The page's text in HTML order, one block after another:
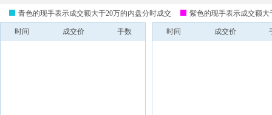
青色的现手表示成交额大于20万的内盘分时成交 紫色的现手表示成交额
时间 成交价 手数 时间 成交价